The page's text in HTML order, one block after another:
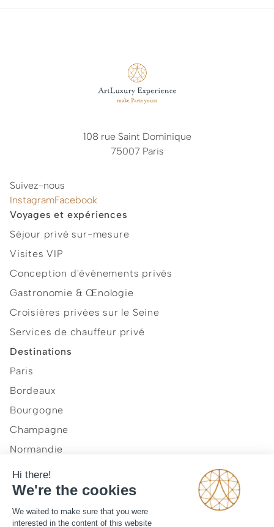
108 rue Saint Dominique
75007 Paris
Suivez-nous
InstagramFacebook
Voyages et expériences
Séjour privé sur-mesure
Visites VIP
Conception d'événements privés
Gastronomie & Œnologie
Croisières privées sur le Seine
Services de chauffeur privé
Destinations
Paris
Bordeaux
Bourgogne
Champagne
Normandie
Provence et Côte d'Azur
Vallée de la Loire
Notre vision